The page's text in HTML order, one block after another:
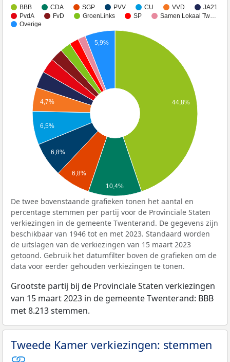
BBB CDA SGP PVV CU VVD
JA21
PvdA
FvD GroenLinks SP
Samen Lokaal Tw…
Overige
44,8%
5,9%
4,7%
6,5%
6,8%
6,8%
10,4%
De twee bovenstaande grafieken tonen het aantal en
percentage stemmen per partij voor de Provinciale Staten
verkiezingen in de gemeente Twenterand. De gegevens zijn
beschikbaar van 1946 tot en met 2023. Standaard worden
de uitslagen van de verkiezingen van 15 maart 2023
getoond. Gebruik het datumfilter boven de grafieken om de
data voor eerder gehouden verkiezingen te tonen.
Grootste partij bij de Provinciale Staten verkiezingen
van 15 maart 2023 in de gemeente Twenterand: BBB
met 8.213 stemmen.
Tweede Kamer verkiezingen: stemmen